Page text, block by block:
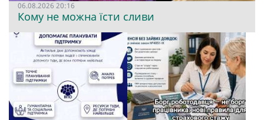
06.08.2026 20:16
Кому не можна їсти сливи